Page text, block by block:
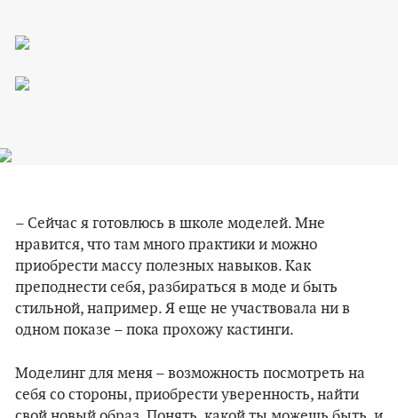
– Сейчас я готовлюсь в школе моделей. Мне
нравится, что там много практики и можно
приобрести массу полезных навыков. Как
преподнести себя, разбираться в моде и быть
стильной, например. Я еще не участвовала ни в
одном показе – пока прохожу кастинги.
Моделинг для меня – возможность посмотреть на
себя со стороны, приобрести уверенность, найти